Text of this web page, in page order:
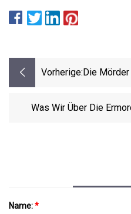
Vorherige: Die
Was Wir Über Die
Name:*